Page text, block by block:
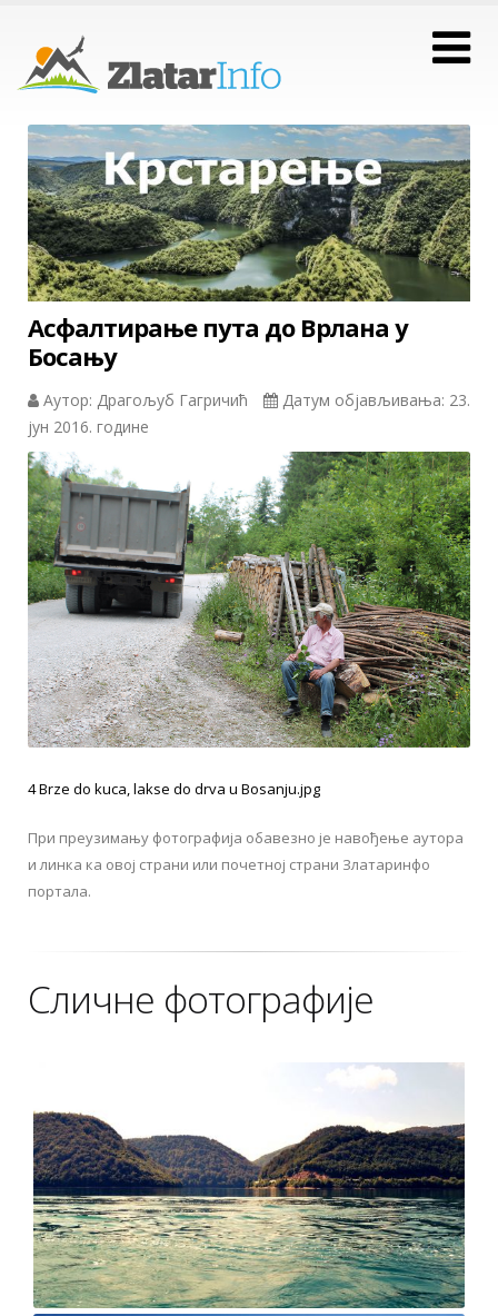
Асфалтирање пута до Врлана у
Босању
Аутор: Драгољуб Гагричић
Датум објављивања: 23.
јун 2016. године
4 Brze do kuca, lakse do drva u Bosanju.jpg
При преузимању фотографија обавезно је навођење аутора
и линка ка овој страни или почетној страни Златаринфо
портала.
Сличне фотографије